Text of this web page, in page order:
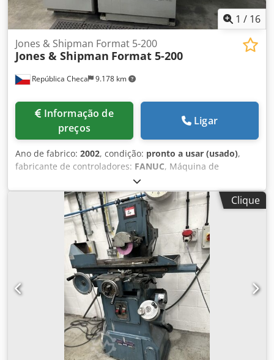
1 / 16
República Checa 9.178 km
Jones & Shipman Format 5-200
Jones & Shipman Format 5-200
preços
Ligar
Ano de fabrico: 2002, condição: pronto a usar (usado),
fabricante de controladores: FANUC, Máquina de
retificação plana fabricada em 2002. Esta Jones & Shipman
Format 5-200 apresenta uma mesa com dimensões de 600
x 200 mm e inclui um conjunto completo de acessórios,
incluindo 42 discos novos de várias larguras e 19 dressers
de diamante. A máquina encontra-se em muito bom
estado, tendo sido operada principalmente pelo mesmo
operador. Se procura obter capacidades de retificação
plana de alta qualidade, considere a máquina Jones &
Shipman Format 5-200 que temos à venda. Contacte-nos
para mais informações. • Comprimento exterior: 600 mm •
Largura exterior: 200 mm • Inclui acessórios: 42 unidades
de discos novos • Larguras e quantidades dos discos
novos: 3 mm - 6 unidades, 4 mm - 1 unidade, 6 mm - 11
unidades, 8 mm - 9 unidades, 10 mm - 3 unidades, 13 mm
Clique